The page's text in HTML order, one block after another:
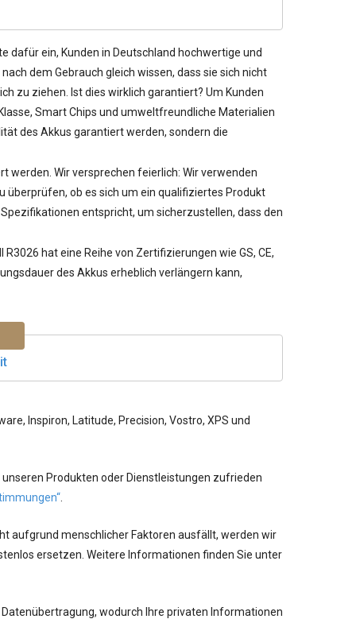
dafür ein, Kunden in Deutschland hochwertige und
dem Gebrauch gleich wissen, dass sie sich nicht
zu ziehen. Ist dies wirklich garantiert? Um Kunden
Smart Chips und umweltfreundliche Materialien
des Akkus garantiert werden, sondern die
werden. Wir versprechen feierlich: Wir verwenden
überprüfen, ob es sich um ein qualifiziertes Produkt
entspricht, um sicherzustellen, dass den
R3026 hat eine Reihe von Zertifizierungen wie GS, CE,
des Akkus erheblich verlängern kann,
Inspiron, Latitude, Precision, Vostro, XPS und
Produkten oder Dienstleistungen zufrieden
aufgrund menschlicher Faktoren ausfällt, werden wir
ersetzen. Weitere Informationen finden Sie unter
wodurch Ihre privaten Informationen